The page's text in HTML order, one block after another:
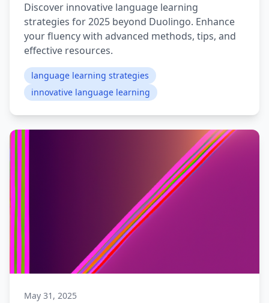
Discover innovative language learning
strategies for 2025 beyond Duolingo. Enhance
your fluency with advanced methods, tips, and
effective resources.
language learning strategies
innovative language learning
May 31, 2025